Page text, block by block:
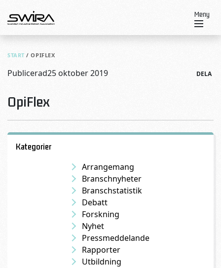
Meny
START / OPIFLEX
Publicerad25 oktober 2019 DELA
OpiFlex
Kategorier
Arrangemang
Branschnyheter
Branschstatistik
Debatt
Forskning
Nyhet
Pressmeddelande
Rapporter
Utbildning